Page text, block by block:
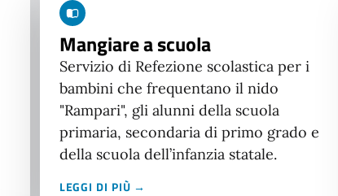
Mangiare a scuola
Servizio di Refezione scolastica per i
bambini che frequentano il nido
"Rampari", gli alunni della scuola
primaria, secondaria di primo grado e
della scuola dell’infanzia statale.
LEGGI DI PIÙ →